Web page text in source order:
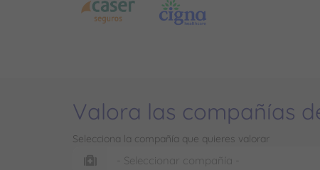
Valora las compañías
Selecciona la compañía que quieres valorar